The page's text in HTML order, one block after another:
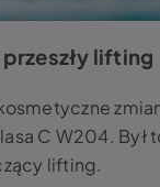
lifting
C W204. Był
lifting.